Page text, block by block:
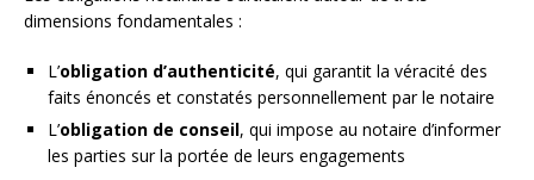
dimensions fondamentales :
L’obligation d’authenticité, qui garantit la véracité des
faits énoncés et constatés personnellement par le notaire
L’obligation de conseil, qui impose au notaire d’informer
les parties sur la portée de leurs engagements